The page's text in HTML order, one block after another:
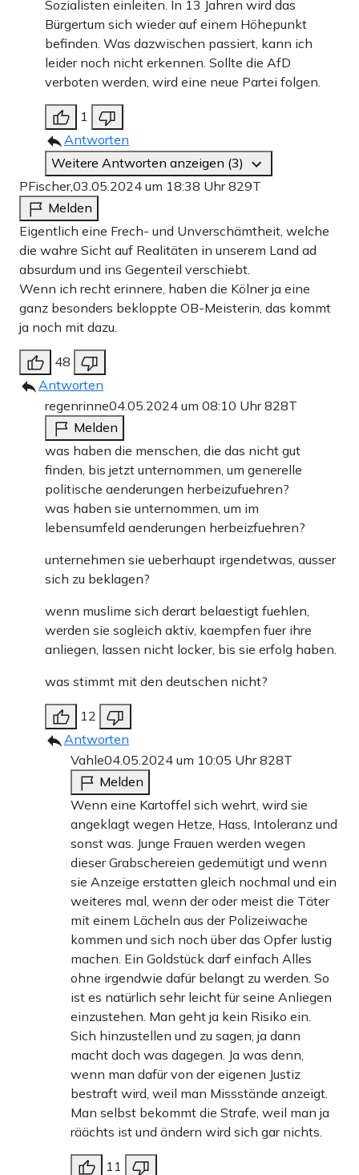
Sozialisten einleiten. In 13 Jahren wird das
Bürgertum sich wieder auf einem Höhepunkt
befinden. Was dazwischen passiert, kann ich
leider noch nicht erkennen. Sollte die AfD
verboten werden, wird eine neue Partei folgen.
1
Antworten
Weitere Antworten anzeigen (3)
PFischer,03.05.2024 um 18:38 Uhr829T
Melden
Eigentlich eine Frech- und Unverschämtheit, welche
die wahre Sicht auf Realitäten in unserem Land ad
absurdum und ins Gegenteil verschiebt.
Wenn ich recht erinnere, haben die Kölner ja eine
ganz besonders bekloppte OB-Meisterin, das kommt
ja noch mit dazu.
48
Antworten
regenrinne04.05.2024 um 08:10 Uhr828T
Melden
was haben die menschen, die das nicht gut
finden, bis jetzt unternommen, um generelle
politische aenderungen herbeizufuehren?
was haben sie unternommen, um im
lebensumfeld aenderungen herbeizfuehren?
unternehmen sie ueberhaupt irgendetwas, ausser
sich zu beklagen?
wenn muslime sich derart belaestigt fuehlen,
werden sie sogleich aktiv, kaempfen fuer ihre
anliegen, lassen nicht locker, bis sie erfolg haben.
was stimmt mit den deutschen nicht?
12
Antworten
Vahle04.05.2024 um 10:05 Uhr828T
Melden
Wenn eine Kartoffel sich wehrt, wird sie
angeklagt wegen Hetze, Hass, Intoleranz und
sonst was. Junge Frauen werden wegen
dieser Grabschereien gedemütigt und wenn
sie Anzeige erstatten gleich nochmal und ein
weiteres mal, wenn der oder meist die Täter
mit einem Lächeln aus der Polizeiwache
kommen und sich noch über das Opfer lustig
machen. Ein Goldstück darf einfach Alles
ohne irgendwie dafür belangt zu werden. So
ist es natürlich sehr leicht für seine Anliegen
einzustehen. Man geht ja kein Risiko ein.
Sich hinzustellen und zu sagen, ja dann
macht doch was dagegen. Ja was denn,
wenn man dafür von der eigenen Justiz
bestraft wird, weil man Missstände anzeigt.
Man selbst bekommt die Strafe, weil man ja
räächts ist und ändern wird sich gar nichts.
11